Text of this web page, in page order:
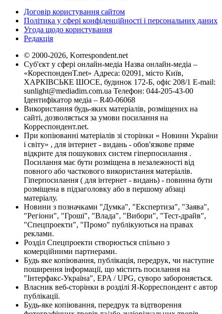
Договір користування сайтом
Політика у сфері конфіденційності і персональних даних
Угода щодо користування
Редакція
© 2000-2026, Korrespondent.net
Суб'єкт у сфері онлайн-медіа Назва онлайн-медіа –
«КореспонденТ.net» Адреса: 02091, місто Київ,
ХАРКІВСЬКЕ ШОСЕ, будинок 172-Б, офіс 208/1 E-mail:
sunlight@mediadim.com.ua Телефон: 044-205-43-00
Ідентифікатор медіа – R40-06068
Використання будь-яких матеріалів, розміщених на
сайті, дозволяється за умови посилання на
Корреспондент.net.
При копіюванні матеріалів зі сторінки « Новини України
і світу» , для інтернет - видань - обов'язкове пряме
відкрите для пошукових систем гіперпосилання .
Посилання має бути розміщена в незалежності від
повного або часткового використання матеріалів.
Гіперпосилання ( для інтернет - видань) - повинна бути
розміщена в підзаголовку або в першому абзаці
матеріалу.
Новини з позначками "Думка", "Експертиза", "Заява",
"Регіони", "Гроші", "Влада", "Вибори", "Тест-драйв",
"Спецпроекти", "Промо" публікуються на правах
реклами.
Розділ Спецпроекти створюється спільно з
комерційними партнерами.
Будь яке копіювання, публікація, передрук, чи наступне
поширення інформації, що містить посилання на
"Інтерфакс-Україна", EPA / UPG, суворо забороняється.
Власник веб-сторінки в розділі Я-Корреспондент є автор
публікації.
Будь-яке копіювання, передрук та відтворення